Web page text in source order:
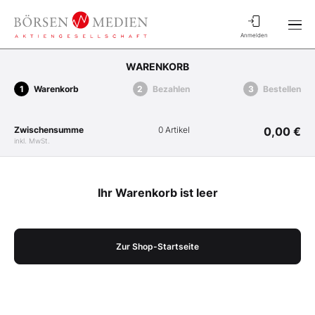
Anmelden
WARENKORB
Warenkorb Bezahlen Bestellen
Zwischensumme
inkl. MwSt.
0 Artikel 0,00 €
Ihr Warenkorb ist leer
Zur Shop-Startseite